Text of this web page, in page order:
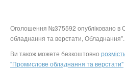
Оголошення №375592 опубліковано в
обладнання та верстати, Обладнання".
Ви також можете безкоштовно
"Промислове обладнання та верстати"